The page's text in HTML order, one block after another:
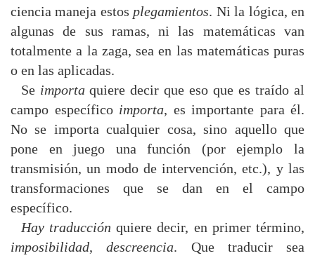
ciencia maneja estos plegamientos. Ni la lógica, en
algunas de sus ramas, ni las matemáticas van
totalmente a la zaga, sea en las matemáticas puras
o en las aplicadas.
Se importaquiere decir que eso que es traído al
campo específico importa, es importante para él.
No se importa cualquier cosa, sino aquello que
pone en juego una función (por ejemplo la
transmisión, un modo de intervención, etc.), y las
transformaciones que se dan en el campo
específico.
Hay traducción quiere decir, en primer término,
imposibilidad,descreencia. Que traducir sea